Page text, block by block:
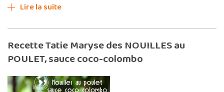
Lire la suite
Recette Tatie Maryse des NOUILLES au
POULET, sauce coco-colombo